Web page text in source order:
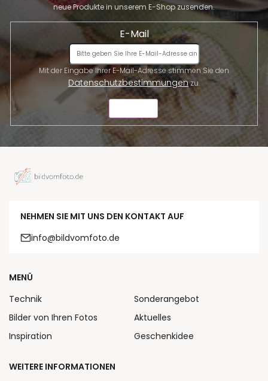
neue Produkte in unserem E-Shop zusenden.
E-Mail
Datenschutzbestimmungenzu.
NEHMEN SIE MIT UNS DEN KONTAKT AUF
info@bildvomfoto.de
MENÜ
Technik
Bilder von Ihren Fotos
Inspiration
Sonderangebot
Aktuelles
Geschenkidee
WEITERE INFORMATIONEN